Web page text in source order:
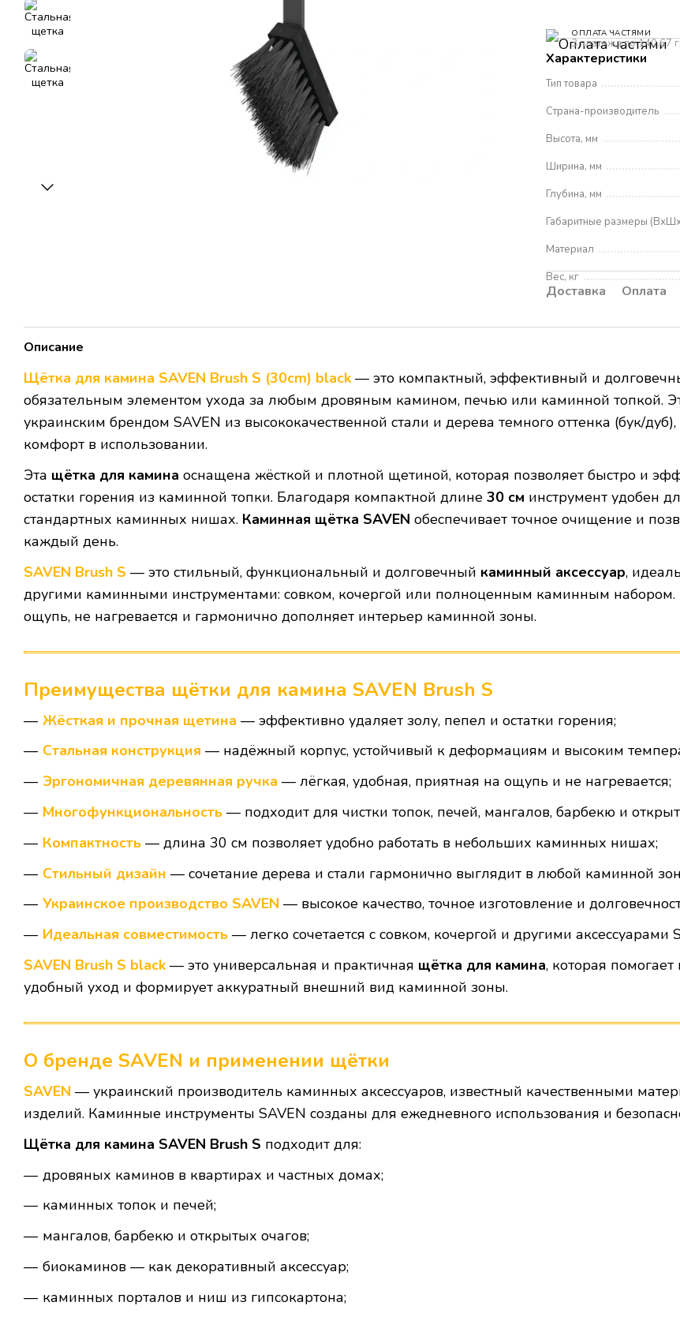
ОПЛАТА ЧАСТЯМИ
3 платежа по 140.67
Характеристики
Тип товара
Страна-производитель
Высота, мм
Ширина, мм
Глубина, мм
Габаритные размеры
Материал
Вес, кг
Доставка Оплата
Описание
Щётка для камина SAVEN Brush S (30cm) black — это компактный, эффективный и
обязательным элементом ухода за любым дровяным камином, печью или каминной топкой.
украинским брендом SAVEN из высококачественной стали и дерева темного оттенка (бук/
комфорт в использовании.
Эта щётка для камина оснащена жёсткой и плотной щетиной, которая позволяет быстро и
остатки горения из каминной топки. Благодаря компактной длине 30 см инструмент удобен
стандартных каминных нишах. Каминная щётка SAVEN обеспечивает точное очищение и
каждый день.
SAVEN Brush S — это стильный, функциональный и долговечный каминный аксессуар,
другими каминными инструментами: совком, кочергой или полноценным каминным
ощупь, не нагревается и гармонично дополняет интерьер каминной зоны.
Преимущества щётки для камина SAVEN Brush S
Жёсткая и прочная щетина — эффективно удаляет золу, пепел и остатки горения;
Стальная конструкция — надёжный корпус, устойчивый к деформациям и высоким
Эргономичная деревянная ручка — лёгкая, удобная, приятная на ощупь и не нагревается;
Многофункциональность — подходит для чистки топок, печей, мангалов, барбекю и
Компактность — длина 30 см позволяет удобно работать в небольших каминных нишах;
Стильный дизайн — сочетание дерева и стали гармонично выглядит в любой каминной
Украинское производство SAVEN — высокое качество, точное изготовление и
Идеальная совместимость — легко сочетается с совком, кочергой и другими аксессуарами
SAVEN Brush S black — это универсальная и практичная щётка для камина, которая
удобный уход и формирует аккуратный внешний вид каминной зоны.
О бренде SAVEN и применении щётки
SAVEN — украинский производитель каминных аксессуаров, известный качественными
изделий. Каминные инструменты SAVEN созданы для ежедневного использования и
Щётка для камина SAVEN Brush S подходит для:
дровяных каминов в квартирах и частных домах;
каминных топок и печей;
мангалов, барбекю и открытых очагов;
биокаминов — как декоративный аксессуар;
каминных порталов и ниш из гипсокартона;